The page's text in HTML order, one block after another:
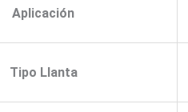
Aplicación
Tipo Llanta